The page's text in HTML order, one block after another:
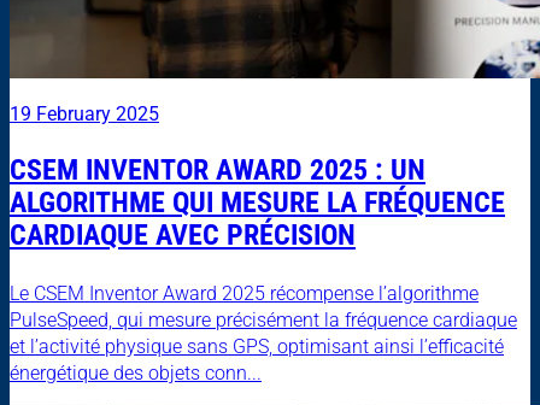
19 February 2025
CSEM INVENTOR AWARD 2025 : UN
ALGORITHME QUI MESURE LA FRÉQUENCE
CARDIAQUE AVEC PRÉCISION
Le CSEM Inventor Award 2025 récompense l’algorithme
PulseSpeed, qui mesure précisément la fréquence cardiaque
et l’activité physique sans GPS, optimisant ainsi l’efficacité
énergétique des objets conn...